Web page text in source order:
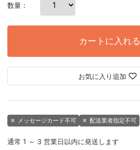
数量：
カートに入れる
お気に入り追加
✕ メッセージカード不可 ✕ 配送業者指定不可
通常 1 ～ 3 営業日以内に発送します